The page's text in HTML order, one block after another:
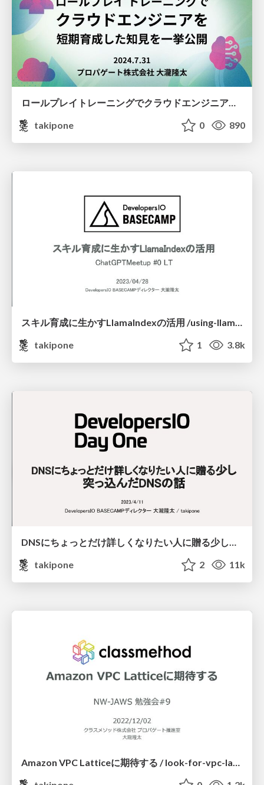
takipone
0 890
スキル育成に生かすLlamaIndexの活用 /using-llamaIndex-to-enhance-ones-skills
takipone
1 3.8k
DNSにちょっとだけ詳しくなりたい人に贈る少し突っ込んだDNSの話 / devioday1_dns
takipone
2 11k
Amazon VPC Latticeに期待する / look-for-vpc-lattice